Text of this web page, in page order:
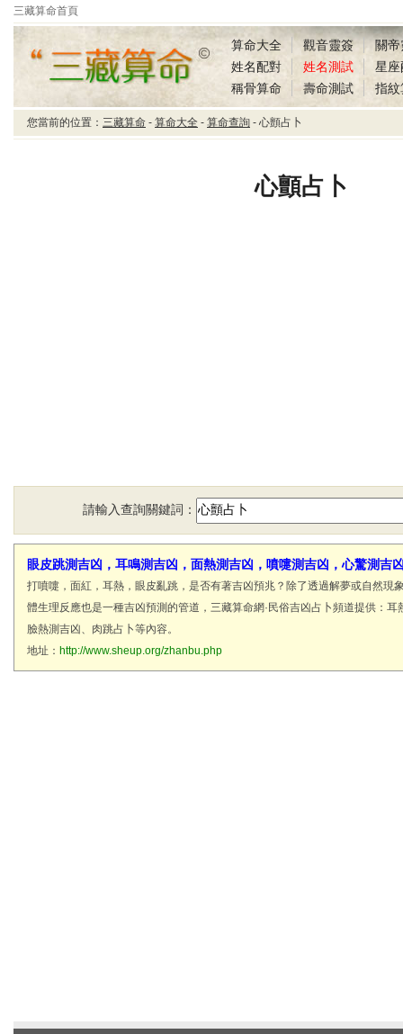
三藏算命首頁
三藏算命心顫占卜
算命大全 觀音靈簽
關
姓名配對
姓名測試
星座
稱骨算命
壽命測試 指紋
您當前的位置： 三藏算命 - 算命大全 - 算命查詢 - 心顫占卜
心顫占卜
請輸入查詢關鍵詞：
眼皮跳測吉凶，耳鳴測吉凶，面熱測吉凶，噴嚏測吉凶，心驚測吉
打噴嚏，面紅，耳熱，眼皮亂跳，是否有著吉凶預兆？除了透過解夢或自然現
體生理反應也是一種吉凶預測的管道，三藏算命網·民俗吉凶占卜頻道提供：
臉熱測吉凶、肉跳占卜等內容。
地址： http://www.sheup.org/zhanbu.php